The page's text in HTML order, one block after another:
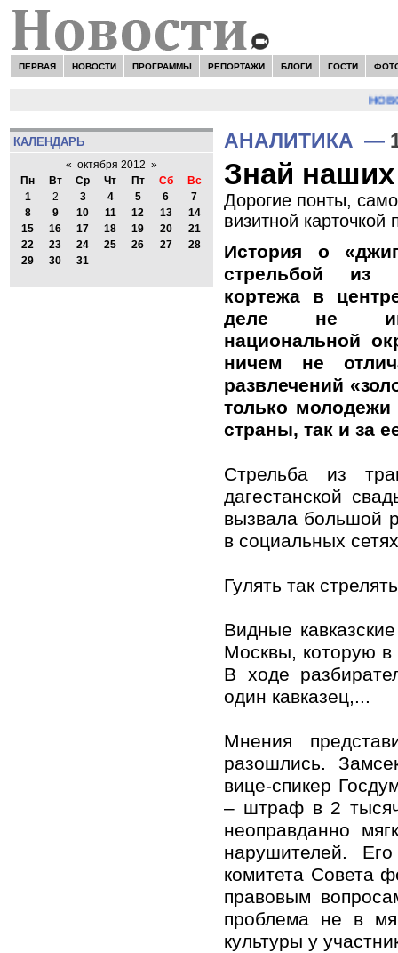
ПЕРВАЯ НОВОСТИ ПРОГРАММЫ РЕПОРТАЖИ БЛОГИ ГОСТИ
КАЛЕНДАРЬ
« октября 2012 »
Пн
Вт Ср Чт Пт Сб
Вс
1
2 3 4 5 6
7
8
9 10 11 12 13
14
15
16 17 18 19 20
21
22
23 24 25 26 27
28
29
30 31
АНАЛИТИКА —
Знай наших
Дорогие понты,
визитной карточкой
История о
стрельбой из
кортежа в
деле не
национальной
ничем не
развлечений
только
страны, так и за
Стрельба из
дагестанской
вызвала большой
в социальных
Гулять так стрелять
Видные
Москвы, которую в
В ходе
один кавказец,...
Мнения
разошлись.
вице-спикер
– штраф в 2
неоправданно
нарушителей.
комитета Совета
правовым
проблема не в
культуры у